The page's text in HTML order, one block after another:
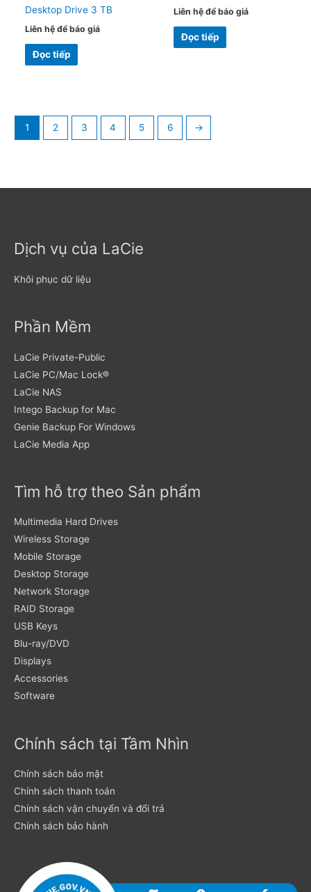
Desktop Drive 3 TB
Liên hệ để báo giá
Đọc tiếp
Liên hệ để báo giá
Đọc tiếp
1 2 3 4 5 6 →
Dịch vụ của LaCie
Khôi phục dữ liệu
Phần Mềm
LaCie Private-Public
LaCie PC/Mac Lock®
LaCie NAS
Intego Backup for Mac
Genie Backup For Windows
LaCie Media App
Tìm hỗ trợ theo Sản phẩm
Multimedia Hard Drives
Wireless Storage
Mobile Storage
Desktop Storage
Network Storage
RAID Storage
USB Keys
Blu-ray/DVD
Displays
Accessories
Software
Chính sách tại Tầm Nhìn
Chính sách bảo mật
Chính sách thanh toán
Chính sách vận chuyển và đổi trả
Chính sách bảo hành